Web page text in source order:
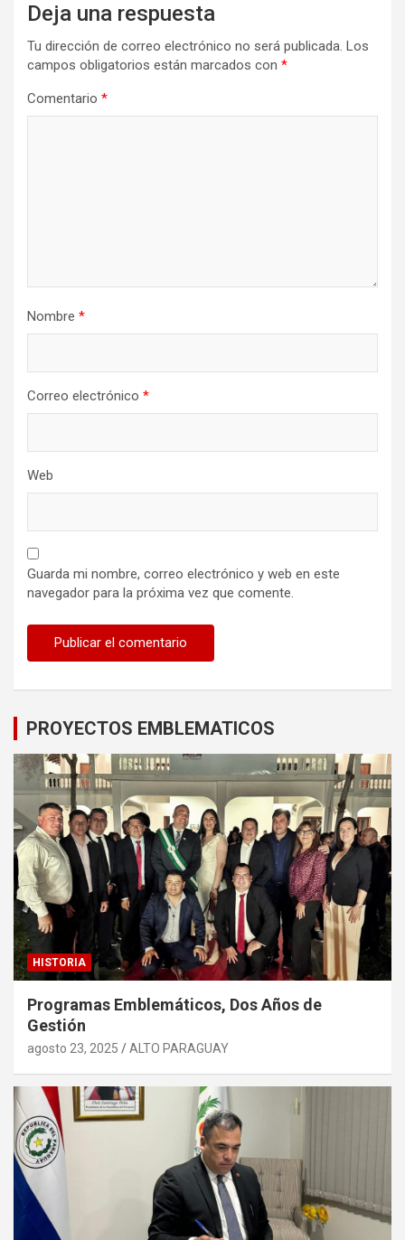
Deja una respuesta
Tu dirección de correo electrónico no será publicada. Los
campos obligatorios están marcados con *
Comentario *
Nombre *
Correo electrónico *
Web
Guarda mi nombre, correo electrónico y web en este
navegador para la próxima vez que comente.
PROYECTOS EMBLEMATICOS
HISTORIA
Programas Emblemáticos, Dos Años de
Gestión
agosto 23, 2025 ALTO PARAGUAY